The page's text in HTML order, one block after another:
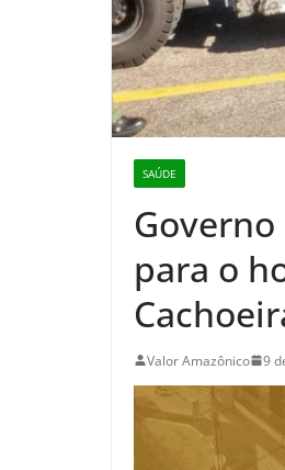
SAÚDE
para o
Valor Amazônico 9